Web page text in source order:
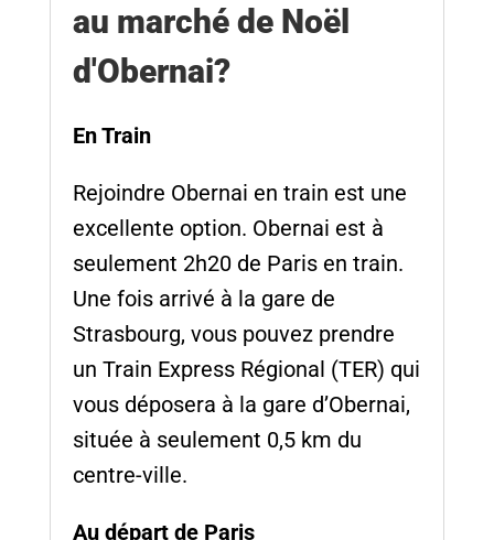
au marché de Noël
d'Obernai?
En Train
Rejoindre Obernai en train est une
excellente option. Obernai est à
seulement 2h20 de Paris en train.
Une fois arrivé à la gare de
Strasbourg, vous pouvez prendre
un Train Express Régional (TER) qui
vous déposera à la gare d’Obernai,
située à seulement 0,5 km du
centre-ville.
Au départ de Paris